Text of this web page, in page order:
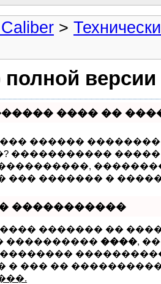
>
полной
���� ��
������
�����������
��� ������� �
�����������
������� ��
���������� ����,
� ��� ��